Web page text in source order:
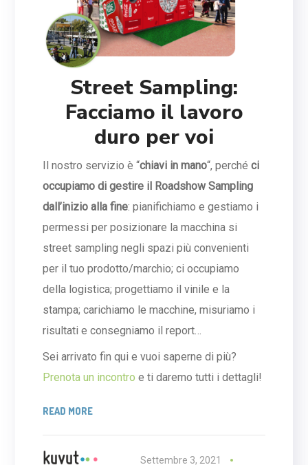
Street Sampling:
Facciamo il lavoro
duro per voi
Il nostro servizio è “chiavi in mano“, perchéci
occupiamo di gestire il Roadshow Sampling
dall’inizio alla fine: pianifichiamo e gestiamo i
permessi per posizionare la macchina si
street sampling negli spazi più convenienti
per il tuo prodotto/marchio; ci occupiamo
della logistica; progettiamo il vinile e la
stampa; carichiamo le macchine, misuriamo i
risultati e consegniamo il report…
Sei arrivato fin qui e vuoi saperne di più?
Prenota un incontro e ti daremo tutti i dettagli!
READ MORE
Settembre 3, 2021